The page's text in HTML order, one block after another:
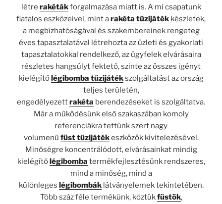
létre rakétákforgalmazása miatt is. A mi csapatunk
fiatalos eszközeivel, mint arakéta tűzijáték készletek,
a megbízhatóságával és szakembereinek rengeteg
éves tapasztalatával létrehozta az üzleti és gyakorlati
tapasztalatokkal rendelkező, az ügyfelek elvárásaira
részletes hangsúlyt fektető, szinte az összes igényt
kielégítőlégibomba tűzijátékszolgáltatást az ország
teljes területén,
engedélyezettrakéta berendezéseket is szolgáltatva.
Már a működésünk első szakaszában komoly
referenciákra tettünk szert nagy
volumenű füsttűzijátékeszközök kivitelezésével.
Minőségre koncentrálódott, elvárásainkat mindig
kielégítőlégibomba termékfejlesztésünk rendszeres,
mind a minőség, mind a
különleges légibombáklátványelemek tekintetében.
Több száz féle termékünk, köztükfüstök,